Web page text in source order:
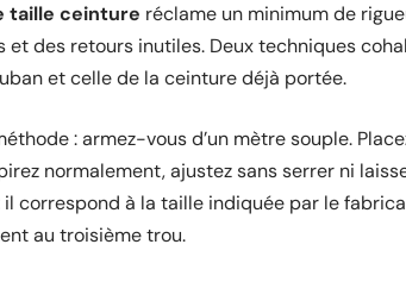
taille ceinture réclame un minimum de
et des retours inutiles. Deux techniques
et celle de la ceinture déjà portée.
: armez-vous d’un mètre souple.
normalement, ajustez sans serrer ni
il correspond à la taille indiquée par le
au troisième trou.